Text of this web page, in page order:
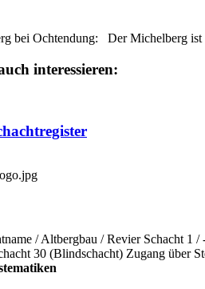
bei Ochtendung: Der Michelberg ist
interessieren:
/ Altbergbau / Revier Schacht 1
30 (Blindschacht) Zugang über